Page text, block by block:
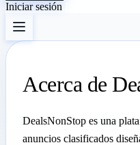
Iniciar sesión
Acerca de
DealsNonStop es una
anuncios clasificados